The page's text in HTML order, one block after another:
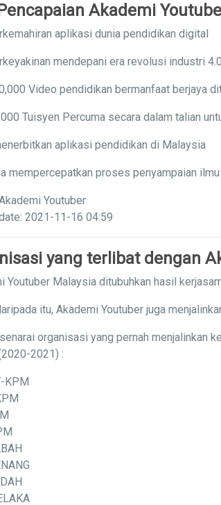
Akademi
aplikasi dunia pendidikan digital
mendepani era revolusi industri 4.0
Video pendidikan bermanfaat berjaya
Tuisyen Percuma secara dalam talian
aplikasi pendidikan di Malaysia
mempercepatkan proses penyampaian
Youtuber
2021-11-16 04:59
yang terlibat dengan
Youtuber Malaysia ditubuhkan hasil
itu, Akademi Youtuber juga
organisasi yang pernah menjalinkan
2021) :
KPM